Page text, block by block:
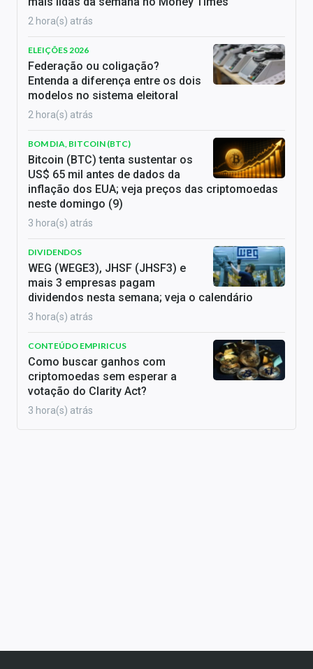
2 hora(s) atrás
ELEIÇÕES 2026
Federação ou coligação?
Entenda a diferença entre os dois
modelos no sistema eleitoral
2 hora(s) atrás
BOM DIA, BITCOIN (BTC)
Bitcoin (BTC) tenta sustentar os
US$ 65 mil antes de dados da
inflação dos EUA; veja preços das criptomoedas
neste domingo (9)
3 hora(s) atrás
DIVIDENDOS
WEG (WEGE3), JHSF (JHSF3) e
mais 3 empresas pagam
dividendos nesta semana; veja o calendário
3 hora(s) atrás
CONTEÚDO EMPIRICUS
Como buscar ganhos com
criptomoedas sem esperar a
votação do Clarity Act?
3 hora(s) atrás